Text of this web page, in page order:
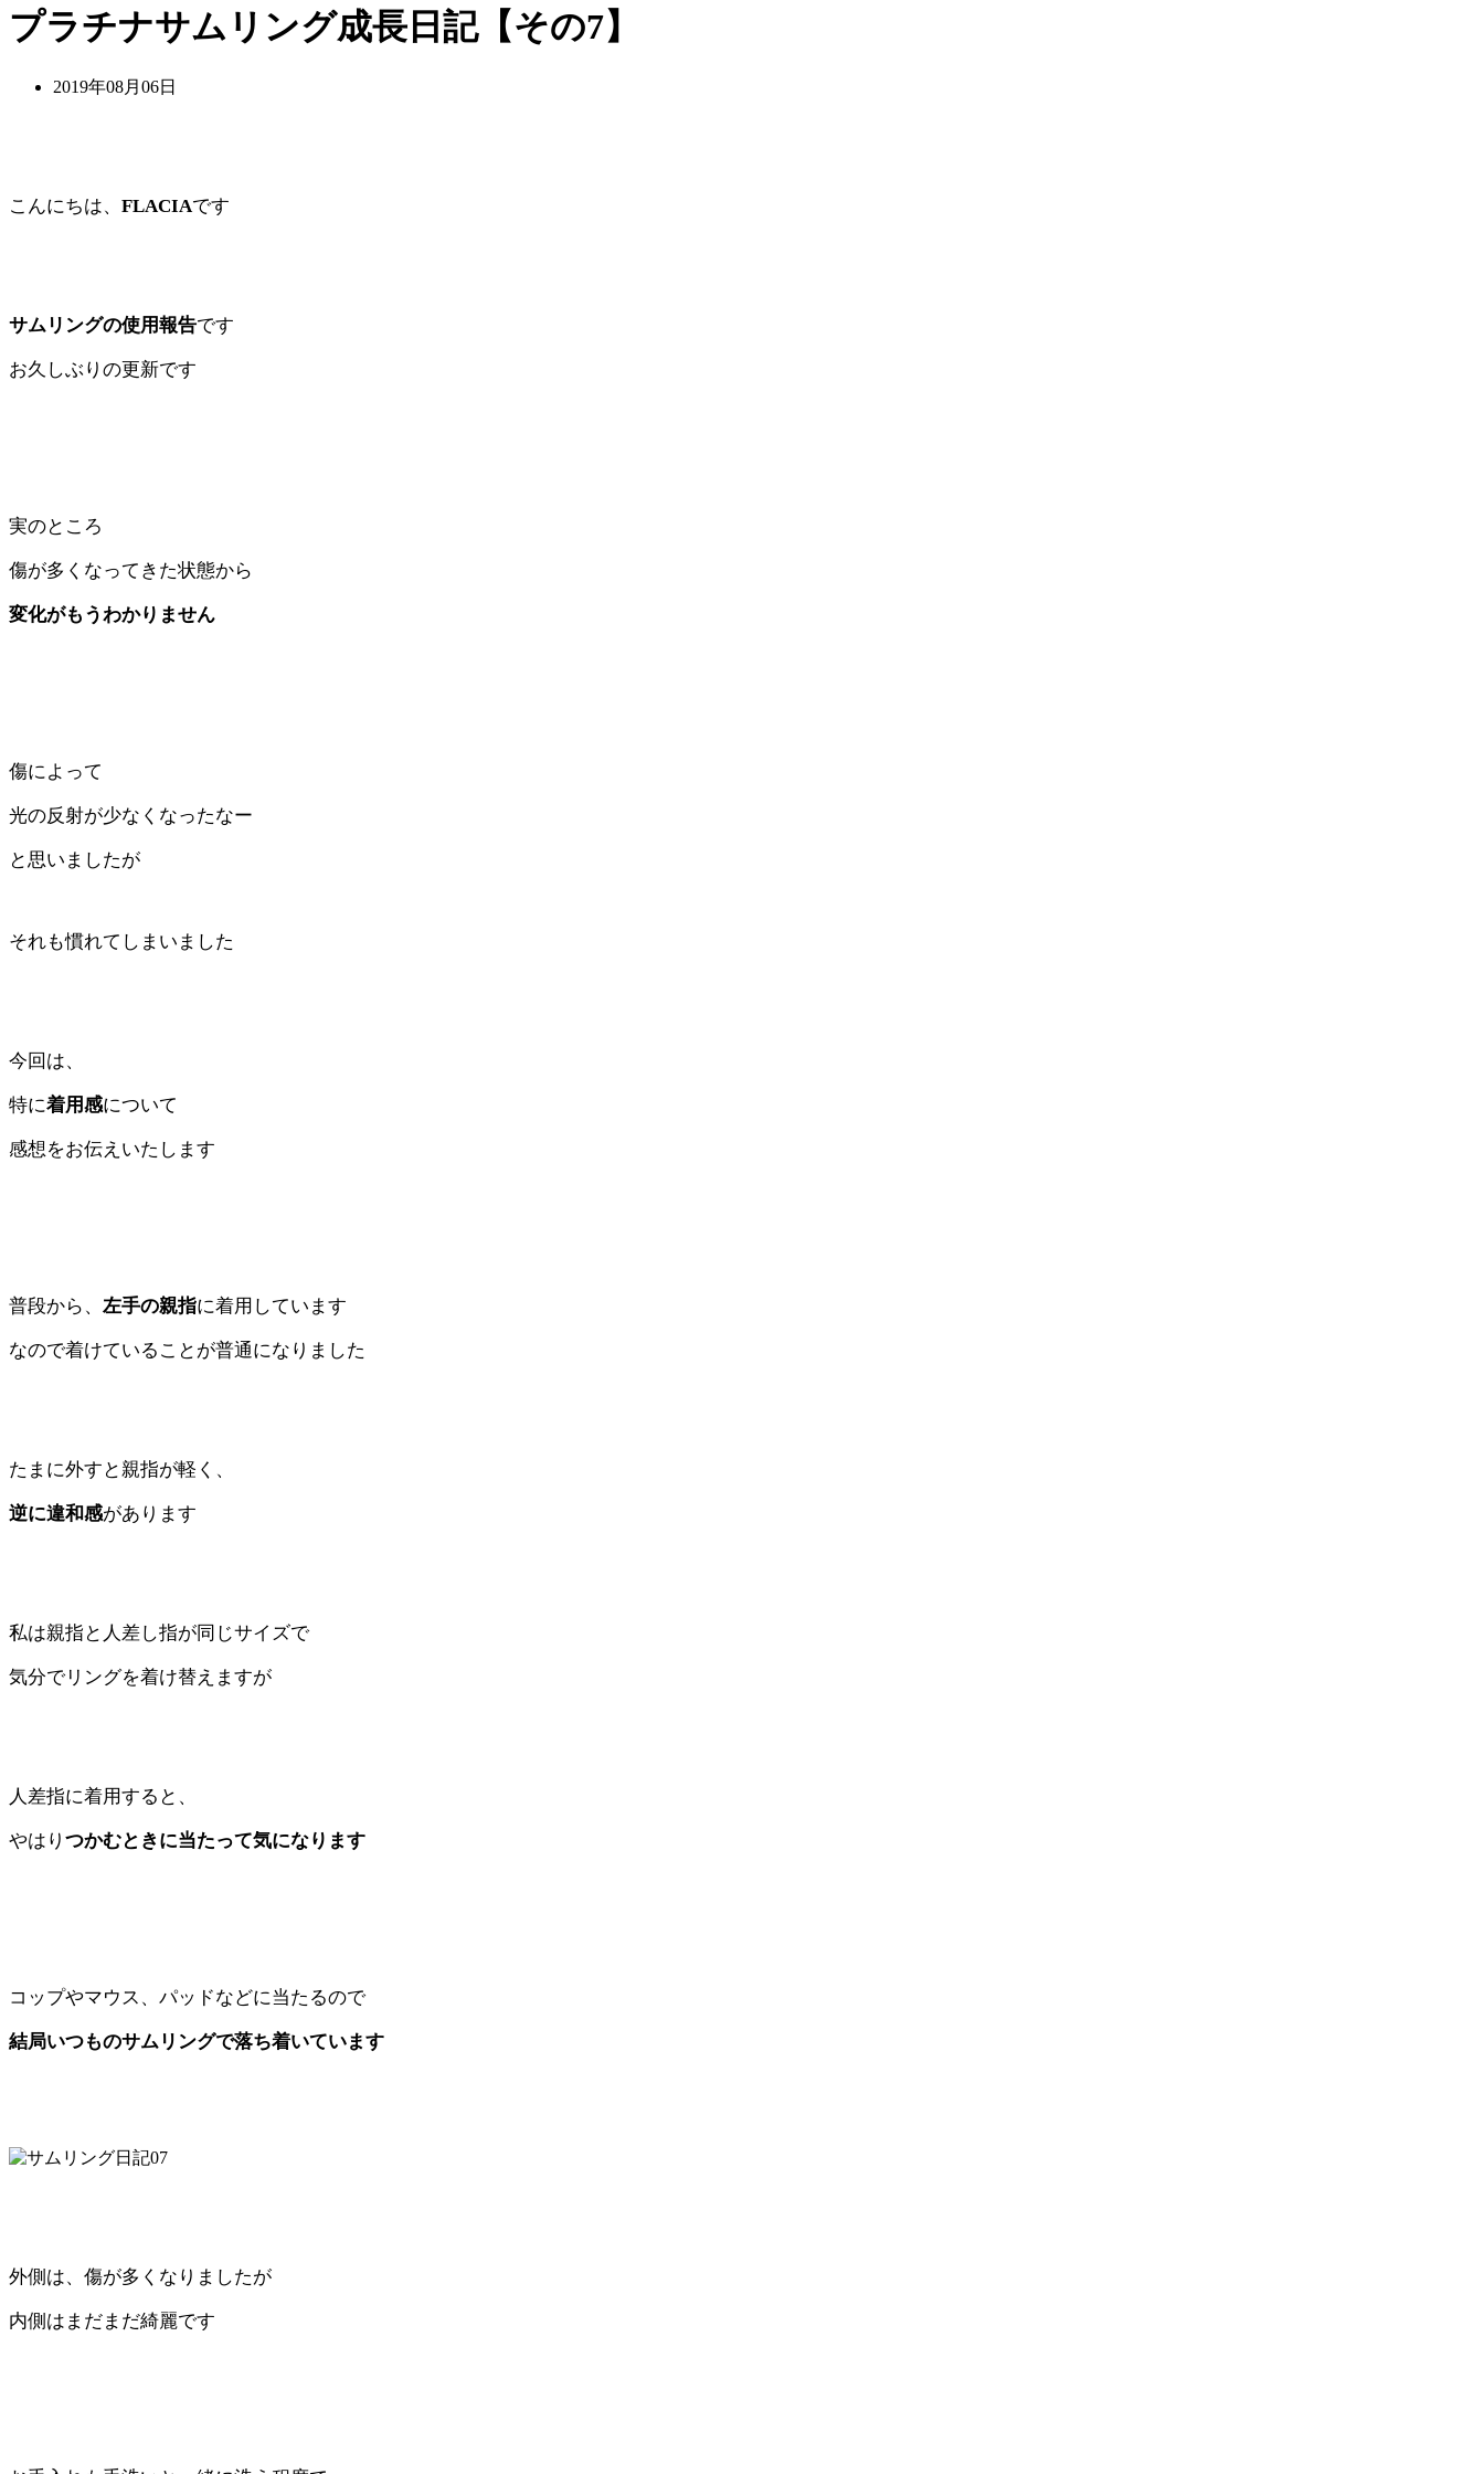
プラチナサムリング成長日記【その7】
2019年08月06日
こんにちは、 FLACIAです
サムリングの使用報告です
お久しぶりの更新です
実のところ
傷が多くなってきた状態から
変化がもうわかりません
傷によって
光の反射が少なくなったなー
と思いましたが
それも慣れてしまいました
今回は、
特に着用感について
感想をお伝えいたします
普段から、 左手の親指に着用しています
なので着けていることが普通になりました
たまに外すと親指が軽く、
逆に違和感があります
私は親指と人差し指が同じサイズで
気分でリングを着け替えますが
人差指に着用すると、
やはり つかむときに当たって気になります
コップやマウス、パッドなどに当たるので
結局いつものサムリングで落ち着いています
外側は、傷が多くなりましたが
内側はまだまだ綺麗です